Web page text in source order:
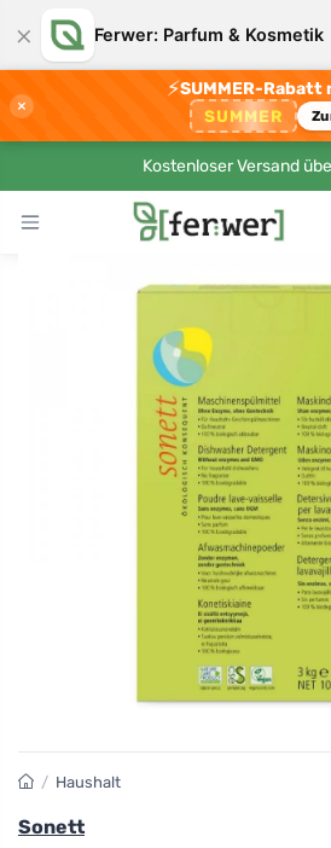
× Ferwer: Parfum & Kosmetik
×
⚡SUMMER-
SUMMER
Kostenloser Versand
/ Haushalt
Sonett